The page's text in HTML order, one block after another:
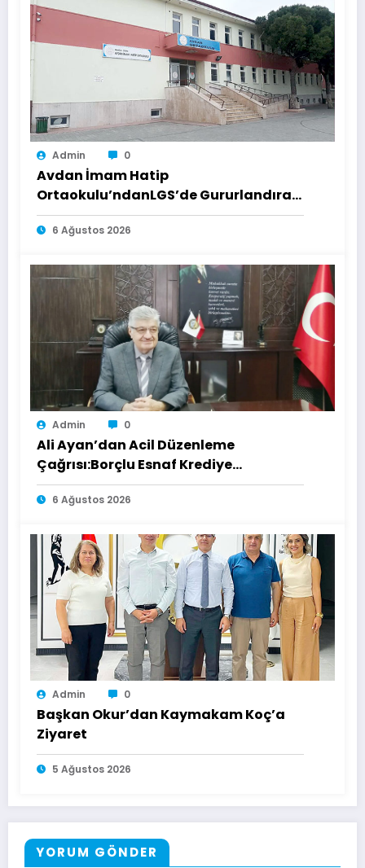
Admin 0
Avdan İmam Hatip
Ortaokulu’ndanLGS’de Gururlandıran
Başarı
6 Ağustos 2026
Admin 0
Ali Ayan’dan Acil Düzenleme
Çağrısı:Borçlu Esnaf Krediye
Ulaşamıyor
6 Ağustos 2026
Admin 0
Başkan Okur’dan Kaymakam Koç’a
Ziyaret
5 Ağustos 2026
YORUM GÖNDER